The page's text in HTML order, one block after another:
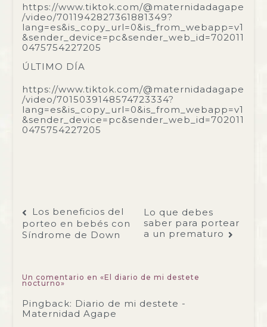
https://www.tiktok.com/@maternidadagape
/video/7011942827361881349?
lang=es&is_copy_url=0&is_from_webapp=v1
&sender_device=pc&sender_web_id=702011
0475754227205
ÚLTIMO DÍA
https://www.tiktok.com/@maternidadagape
/video/7015039148574723334?
lang=es&is_copy_url=0&is_from_webapp=v1
&sender_device=pc&sender_web_id=702011
0475754227205
Navegación
de
entradas
Los beneficios del
porteo en bebés con
Síndrome de Down
Lo que debes
saber para portear
a un prematuro
Un comentario en «El diario de mi destete
nocturno»
Pingback: Diario de mi destete -
Maternidad Agape